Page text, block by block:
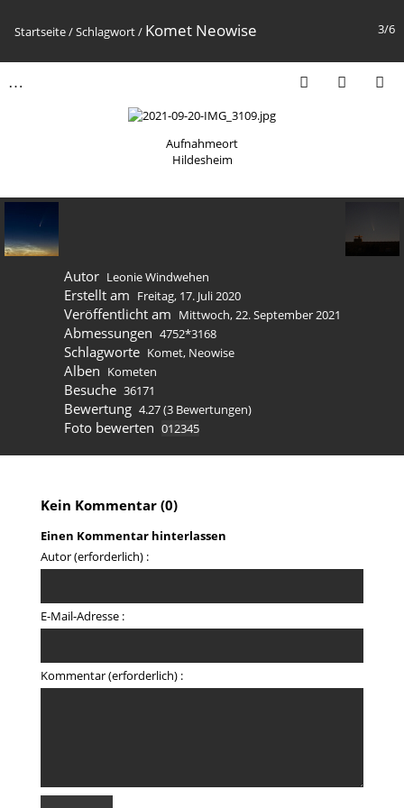
3/6
Startseite/Schlagwort/ Komet Neowise
Aufnahmeort
Hildesheim
Autor Leonie Windwehen
Erstellt am Freitag, 17. Juli 2020
Veröffentlicht am Mittwoch, 22. September 2021
Abmessungen 4752*3168
Schlagworte Komet, Neowise
Alben Kometen
Besuche 36171
Bewertung 4.27(3 Bewertungen)
Foto bewerten
Kein Kommentar (0)
Einen Kommentar hinterlassen
Autor (erforderlich) :
E-Mail-Adresse :
Kommentar (erforderlich) :